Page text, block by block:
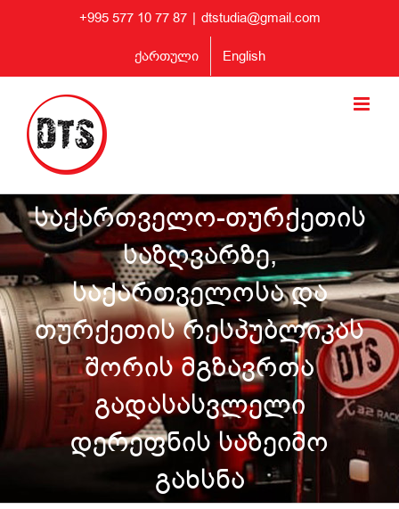
+995 577 10 77 87 | dtstudia@gmail.com
ქართული English
საქართველო-თურქეთის
საზღვარზე,
საქართველოსა და
თურქეთის რესპუბლიკას
შორის მგზავრთა
გადასასვლელი
დერეფნის საზეიმო
გახსნა